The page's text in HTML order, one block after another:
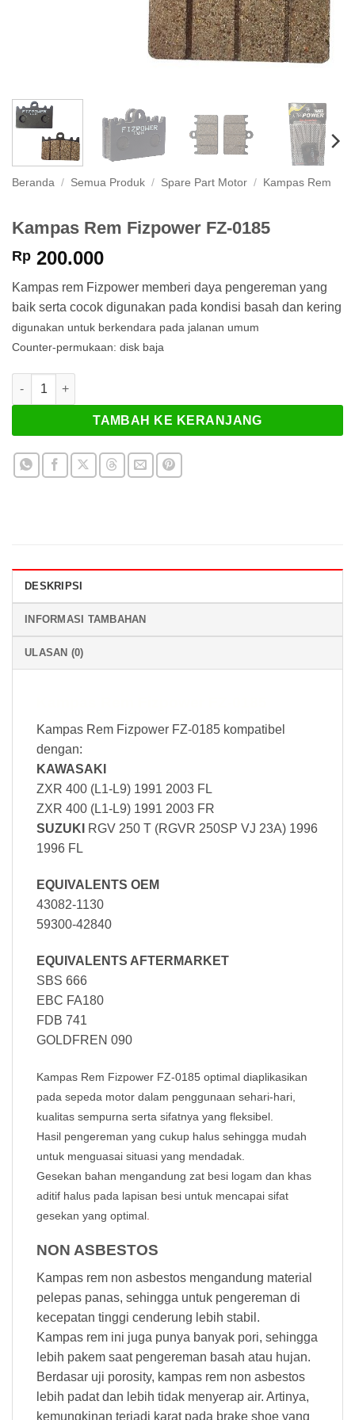
Beranda / Semua Produk / Spare Part Motor / Kampas Rem
Kampas Rem Fizpower FZ-0185
Rp 200.000
Kampas rem Fizpower memberi daya pengereman yang
baik serta cocok digunakan pada kondisi basah dan kering
digunakan untuk berkendara pada jalanan umum
Counter-permukaan: disk baja
Kuantitas Kampas Rem Fizpower FZ-0185
TAMBAH KE KERANJANG
DESKRIPSI
INFORMASI TAMBAHAN
ULASAN (0)
Kampas Rem Fizpower FZ-0185 kompatibel
dengan:
KAWASAKI
ZXR 400 (L1-L9) 1991 2003 FL
ZXR 400 (L1-L9) 1991 2003 FR
SUZUKI
RGV 250 T (RGVR 250SP VJ 23A) 1996
1996 FL
EQUIVALENTS OEM
43082-1130
59300-42840
EQUIVALENTS AFTERMARKET
SBS 666
EBC FA180
FDB 741
GOLDFREN 090
Kampas Rem Fizpower FZ-0185 optimal diaplikasikan
pada sepeda motor dalam penggunaan sehari-hari,
kualitas sempurna serta sifatnya yang fleksibel.
Hasil pengereman yang cukup halus sehingga mudah
untuk menguasai situasi yang mendadak.
Gesekan bahan mengandung zat besi logam dan khas
aditif halus pada lapisan besi untuk mencapai sifat
gesekan yang optimal
NON ASBESTOS
Kampas rem non asbestos mengandung material
pelepas panas, sehingga untuk pengereman di
kecepatan tinggi cenderung lebih stabil.
Kampas rem ini juga punya banyak pori, sehingga
lebih pakem saat pengereman basah atau hujan.
Berdasar uji porosity, kampas rem non asbestos
lebih padat dan lebih tidak menyerap air. Artinya,
kemungkinan terjadi karat pada brake shoe yang